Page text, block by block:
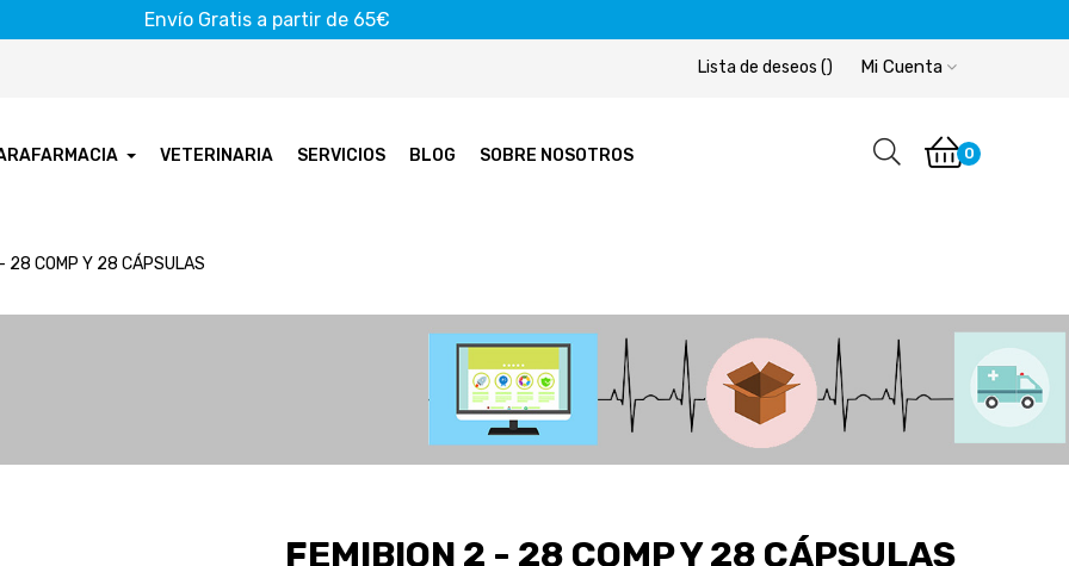
Envío Gratis a partir de 65€
Mi Cuenta
Lista de deseos ()
VETERINARIA SERVICIOS BLOG SOBRE NOSOTROS 0
28 COMP Y 28 CÁPSULAS
FEMIBION 2 - 28 COMP Y 28 CÁPSULAS